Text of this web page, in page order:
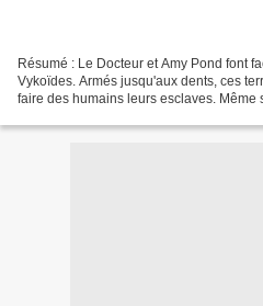
Résumé : Le Docteur et Amy Pond font
Vykoïdes. Armés jusqu'aux dents, ces
faire des humains leurs esclaves. Même